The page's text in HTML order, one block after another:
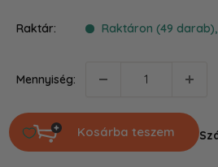
Raktár: Raktáron (49
Mennyiség:
Kosárba teszem